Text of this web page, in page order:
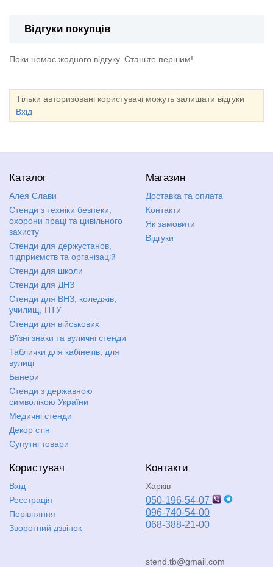
Відгуки покупців
Поки немає жодного відгуку. Станьте першим!
Тільки авторизовані користувачі можуть залишати відгуки
Вхід
Каталог
Алея Слави
Стенди з техніки безпеки,
охорони праці та цивільного
захисту
Стенди для держустанов,
підприємств та організацій
Стенди для школи
Стенди для ДНЗ
Стенди для ВНЗ, коледжів,
училищ, ПТУ
Стенди для військових
В'їзні знаки та вуличні стенди
Таблички для кабінетів, для
вулиці
Банери
Стенди з державною
символікою України
Медичні стенди
Декор стін
Супутні товари
Магазин
Доставка та оплата
Контакти
Як замовити
Відгуки
Користувач
Вхід
Реєстрація
Порівняння
Зворотний дзвінок
Контакти
Харків
050-196-54-07
096-740-54-00
068-388-21-00
stend.tb@gmail.com